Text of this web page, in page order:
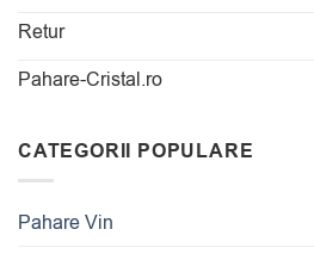
Retur
Pahare-Cristal.ro
CATEGORII POPULARE
Pahare Vin